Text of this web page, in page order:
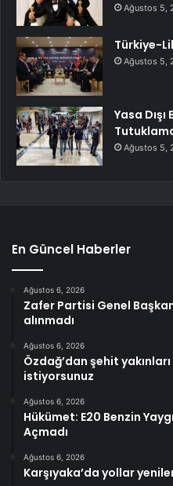
Ağustos 5,
Türkiye-
Ağustos 5,
Yasa
Ağustos 5,
En Güncel Haberler
Ağustos 6, 2026
Zafer Partisi Genel
alınmadı
Ağustos 6, 2026
Özdağ’dan şehit
istiyorsunuz
Ağustos 6, 2026
Hükümet: E20 Benzin
Açmadı
Ağustos 6, 2026
Karşıyaka’da yollar